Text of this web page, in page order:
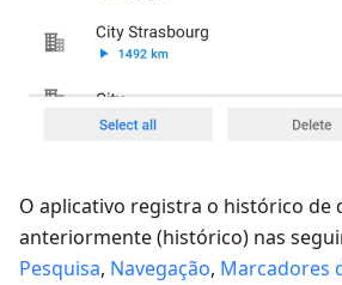
O aplicativo registra o histórico de
anteriormente (histórico) nas
Pesquisa, Navegação, Marcadores